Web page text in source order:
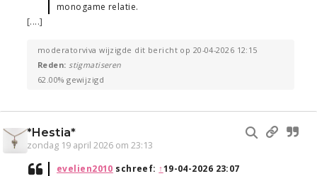
monogame relatie.
[....]
moderatorviva wijzigde dit bericht op 20-04-2026 12:15
Reden:stigmatiseren
62.00% gewijzigd
*Hestia*
zondag 19 april 2026 om 23:13
evelien2010 schreef: ↑19-04-2026 23:07